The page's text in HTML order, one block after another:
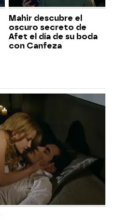
Mahir descubre el
oscuro secreto de
Afet el día de su boda
con Canfeza